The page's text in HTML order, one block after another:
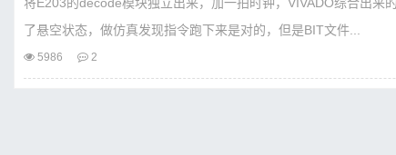
将E203的decode模块独立出来，加一拍时钟，VIVADO综合出
了悬空状态，做仿真发现指令跑下来是对的，但是BIT文件...
5986 2